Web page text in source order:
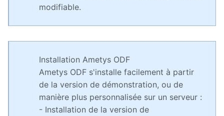
Installation,
et
d'Ametys ODF
ODF
Aide au
pilotage
modifiable.
Installation Ametys ODF
Ametys ODF s'installe facilement à partir
de la version de démonstration, ou de
manière plus personnalisée sur un serveur :
- Installation de la version de